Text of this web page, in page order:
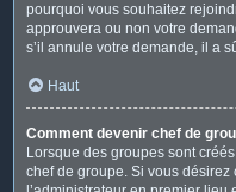
pourquoi vous souhaitez
approuvera ou non votre
s’il annule votre demande, il a
Haut
Comment devenir chef de
Lorsque des groupes sont
chef de groupe. Si vous désirez